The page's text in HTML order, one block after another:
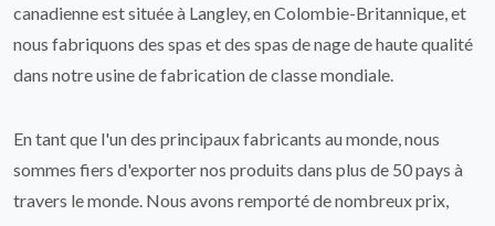
canadienne est située à Langley, en Colombie-Britannique, et
nous fabriquons des spas et des spas de nage de haute qualité
dans notre usine de fabrication de classe mondiale.
En tant que l'un des principaux fabricants au monde, nous
sommes fiers d'exporter nos produits dans plus de 50 pays à
travers le monde. Nous avons remporté de nombreux prix,